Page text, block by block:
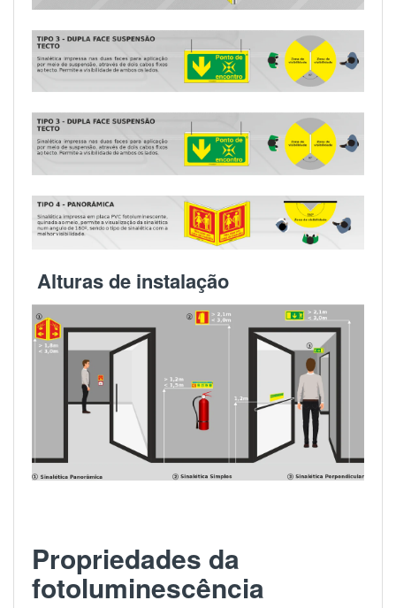
Alturas de instalação
Propriedades da
fotoluminescência